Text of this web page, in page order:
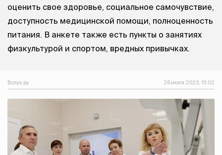
оценить свое здоровье, социальное самочувствие,
доступность медицинской помощи, полноценность
питания. В анкете также есть пункты о занятиях
физкультурой и спортом, вредных привычках.
Вслух.ру 28 июля 2023, 15:02